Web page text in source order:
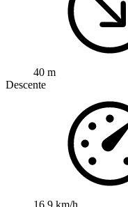
40 m
Descente